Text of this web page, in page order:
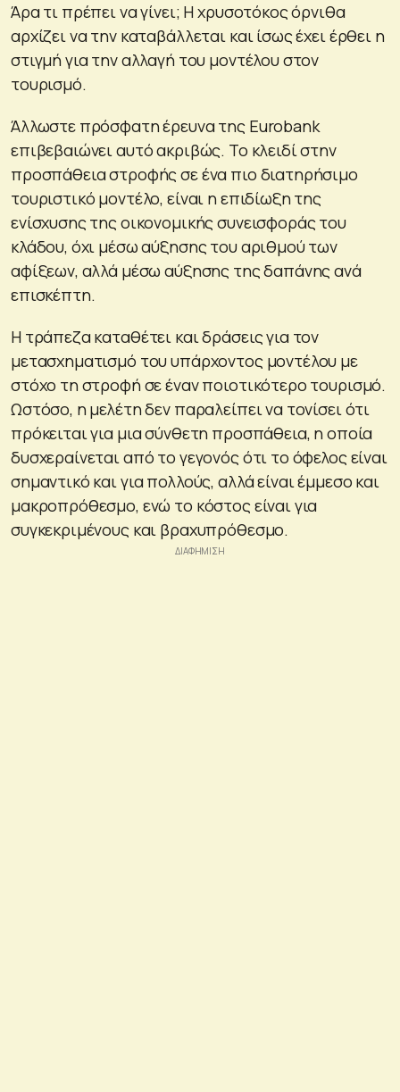
Άρα τι πρέπει να γίνει; Η χρυσοτόκος όρνιθα
αρχίζει να την καταβάλλεται και ίσως έχει έρθει η
στιγμή για την αλλαγή του μοντέλου στον
τουρισμό.
Άλλωστε πρόσφατη έρευνα της Eurobank
επιβεβαιώνει αυτό ακριβώς. Το κλειδί στην
προσπάθεια στροφής σε ένα πιο διατηρήσιμο
τουριστικό μοντέλο, είναι η επιδίωξη της
ενίσχυσης της οικονομικής συνεισφοράς του
κλάδου, όχι μέσω αύξησης του αριθμού των
αφίξεων, αλλά μέσω αύξησης της δαπάνης ανά
επισκέπτη.
Η τράπεζα καταθέτει και δράσεις για τον
μετασχηματισμό του υπάρχοντος μοντέλου με
στόχο τη στροφή σε έναν ποιοτικότερο τουρισμό.
Ωστόσο, η μελέτη δεν παραλείπει να τονίσει ότι
πρόκειται για μια σύνθετη προσπάθεια, η οποία
δυσχεραίνεται από το γεγονός ότι το όφελος είναι
σημαντικό και για πολλούς, αλλά είναι έμμεσο και
μακροπρόθεσμο, ενώ το κόστος είναι για
συγκεκριμένους και βραχυπρόθεσμο.